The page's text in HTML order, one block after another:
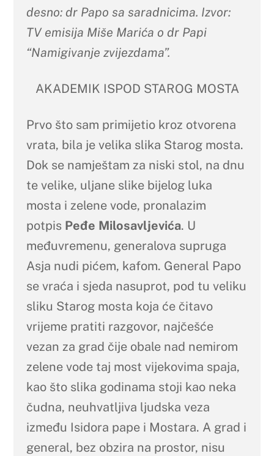
desno: dr Papo sa saradnicima. Izvor:
TV emisija Miše Marića o dr Papi
“Namigivanje zvijezdama”.
AKADEMIK ISPOD STAROG MOSTA
Prvo što sam primijetio kroz otvorena
vrata, bila je velika slika Starog mosta.
Dok se namještam za niski stol, na dnu
te velike, uljane slike bijelog luka
mosta i zelene vode, pronalazim
potpis Peđe Milosavljevića. U
međuvremenu, generalova supruga
Asja nudi pićem, kafom. General Papo
se vraća i sjeda nasuprot, pod tu veliku
sliku Starog mosta koja će čitavo
vrijeme pratiti razgovor, najčešće
vezan za grad čije obale nad nemirom
zelene vode taj most vijekovima spaja,
kao što slika godinama stoji kao neka
čudna, neuhvatljiva ljudska veza
između Isidora pape i Mostara. A grad i
general, bez obzira na prostor, nisu